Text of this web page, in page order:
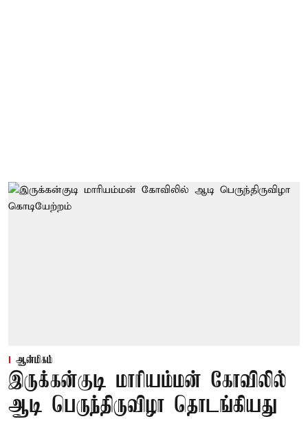
ஆன்மிகம்
இருக்கன்குடி மாரியம்மன் கோவிலில்
ஆடி பெருந்திருவிழா தொடங்கியது